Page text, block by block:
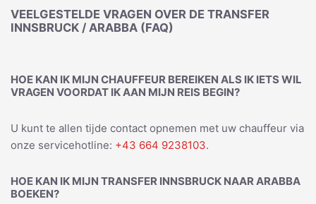
VEELGESTELDE VRAGEN OVER DE TRANSFER
INNSBRUCK / ARABBA (FAQ)
HOE KAN IK MIJN CHAUFFEUR BEREIKEN ALS IK IETS WIL
VRAGEN VOORDAT IK AAN MIJN REIS BEGIN?
U kunt te allen tijde contact opnemen met uw chauffeur via
onze servicehotline: +43 664 9238103.
HOE KAN IK MIJN TRANSFER INNSBRUCK NAAR ARABBA
BOEKEN?